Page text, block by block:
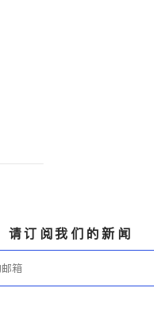
请订阅我们的新闻